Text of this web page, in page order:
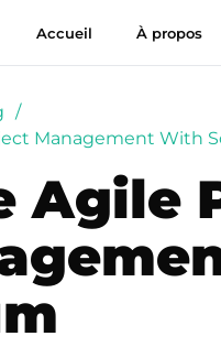
Accueil À propos
/
Management With
Agile